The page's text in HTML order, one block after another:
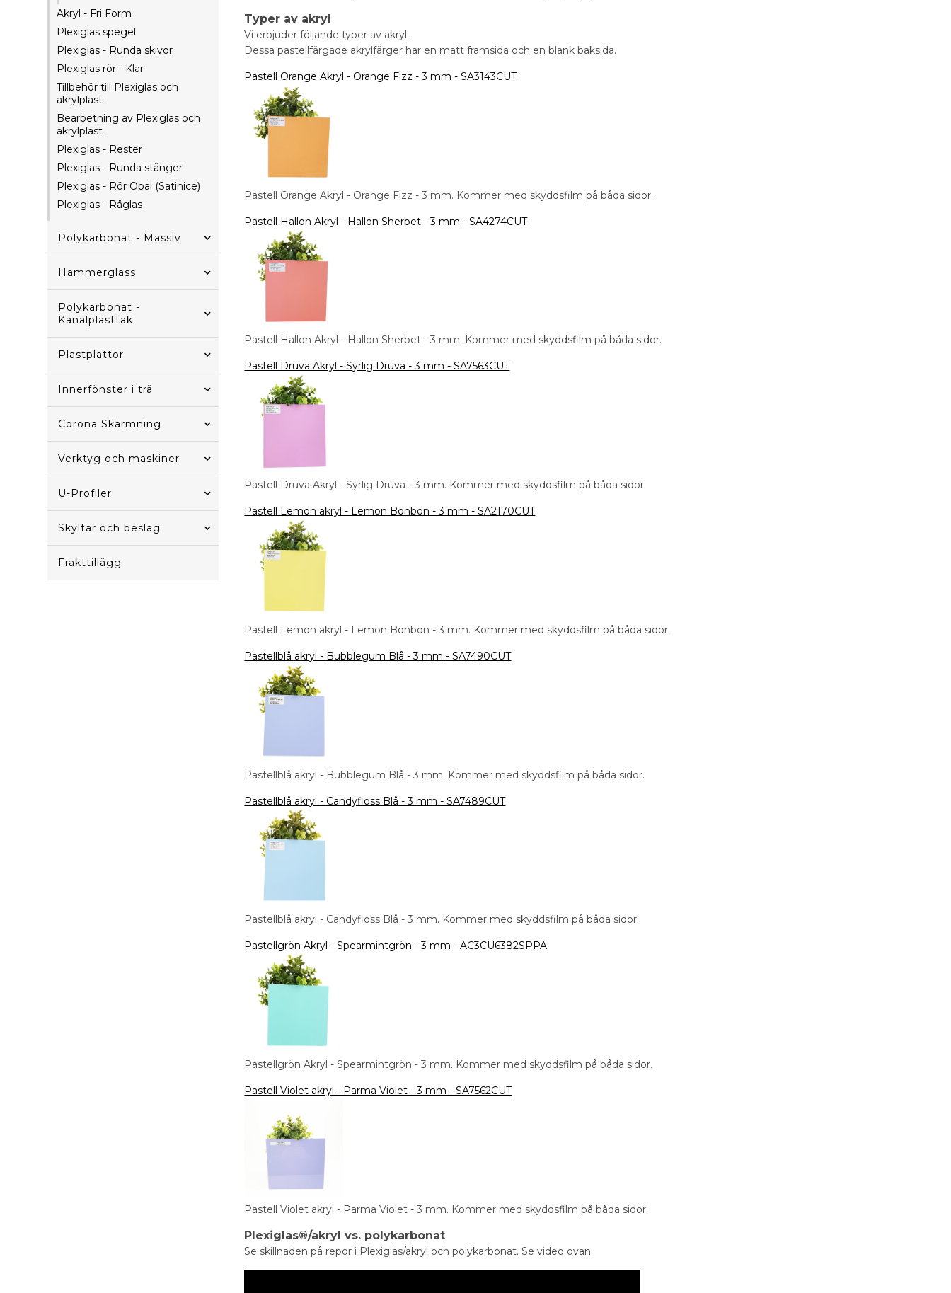
Akryl - Fri Form
Plexiglas spegel
Plexiglas - Runda skivor
Plexiglas rör - Klar
Tillbehör till Plexiglas och
akrylplast
Bearbetning av Plexiglas och
akrylplast
Plexiglas - Rester
Plexiglas - Runda stänger
Plexiglas - Rör Opal (Satinice)
Plexiglas - Råglas
Polykarbonat - Massiv
Hammerglass
Polykarbonat -
Kanalplasttak
Plastplattor
Innerfönster i trä
Corona Skärmning
Verktyg och maskiner
U-Profiler
Skyltar och beslag
Frakttillägg
Typer av akryl
Vi erbjuder följande typer av akryl.
Dessa pastellfärgade akrylfärger har en matt framsida och en blank baksida.
Pastell Orange Akryl - Orange Fizz - 3 mm - SA3143CUT
Pastell Orange Akryl - Orange Fizz - 3 mm. Kommer med skyddsfilm på båda sidor.
Pastell Hallon Akryl - Hallon Sherbet - 3 mm - SA4274CUT
Pastell Hallon Akryl - Hallon Sherbet - 3 mm. Kommer med skyddsfilm på båda sidor.
Pastell Druva Akryl - Syrlig Druva - 3 mm - SA7563CUT
Pastell Druva Akryl - Syrlig Druva - 3 mm. Kommer med skyddsfilm på båda sidor.
Pastell Lemon akryl - Lemon Bonbon - 3 mm - SA2170CUT
Pastell Lemon akryl - Lemon Bonbon - 3 mm. Kommer med skyddsfilm på båda sidor.
Pastellblå akryl - Bubblegum Blå - 3 mm - SA7490CUT
Pastellblå akryl - Bubblegum Blå - 3 mm. Kommer med skyddsfilm på båda sidor.
Pastellblå akryl - Candyfloss Blå - 3 mm - SA7489CUT
Pastellblå akryl - Candyfloss Blå - 3 mm. Kommer med skyddsfilm på båda sidor.
Pastellgrön Akryl - Spearmintgrön - 3 mm - AC3CU6382SPPA
Pastellgrön Akryl - Spearmintgrön - 3 mm. Kommer med skyddsfilm på båda sidor.
Pastell Violet akryl - Parma Violet - 3 mm - SA7562CUT
Pastell Violet akryl - Parma Violet - 3 mm. Kommer med skyddsfilm på båda sidor.
Plexiglas®/akryl vs. polykarbonat
Se skillnaden på repor i Plexiglas/akryl och polykarbonat. Se video ovan.